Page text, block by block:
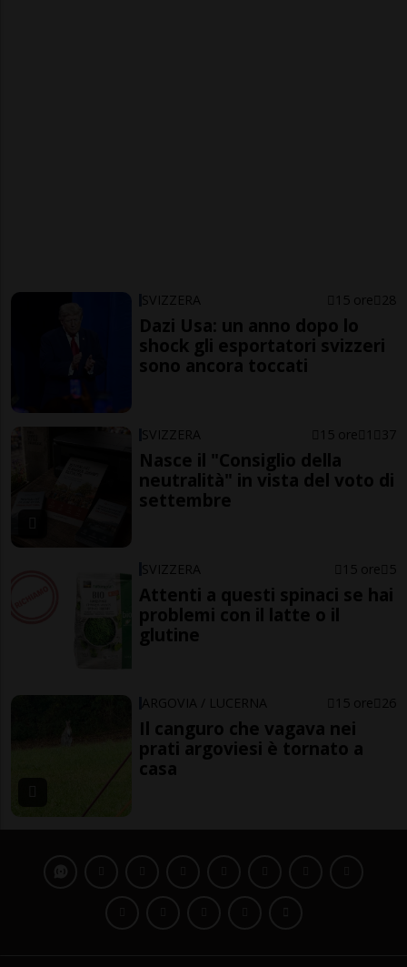
SVIZZERA 15 ore 28
Dazi Usa: un anno dopo lo
shock gli esportatori svizzeri
sono ancora toccati
SVIZZERA 15 ore 1 37
Nasce il "Consiglio della
neutralità" in vista del voto di
settembre
SVIZZERA 15 ore 5
Attenti a questi spinaci se hai
problemi con il latte o il
glutine
ARGOVIA / LUCERNA 15 ore 26
Il canguro che vagava nei
prati argoviesi è tornato a
casa